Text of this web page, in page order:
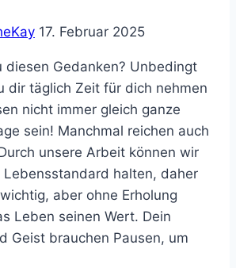
17. Februar 2025
diesen Gedanken? Unbedingt
dir täglich Zeit für dich nehmen
nicht immer gleich ganze
sein! Manchmal reichen auch
unsere Arbeit können wir
Lebensstandard halten, daher
aber ohne Erholung
Leben seinen Wert. Dein
Geist brauchen Pausen, um